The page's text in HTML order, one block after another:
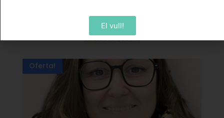
Des de9,95
Selecciona Opcions
Oferta!
El vull!